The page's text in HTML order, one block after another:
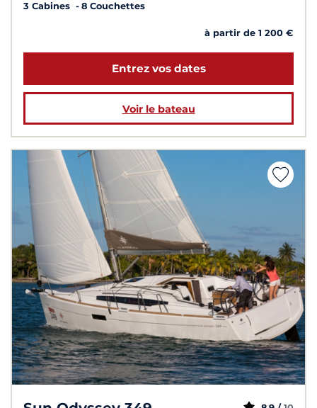
3 Cabines 8 Couchettes
à partir de 1 200 €
Entrez vos dates
Voir le bateau